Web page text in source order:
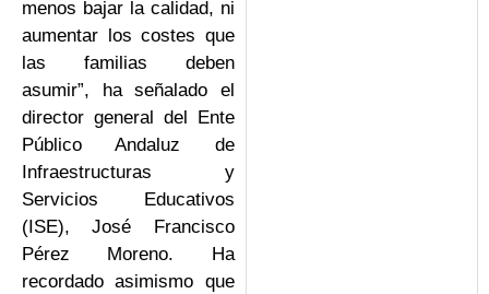
menos bajar la calidad, ni
aumentar los costes que
las familias deben
asumir”, ha señalado el
director general del Ente
Público Andaluz de
Infraestructuras y
Servicios Educativos
(ISE), José Francisco
Pérez Moreno. Ha
recordado asimismo que